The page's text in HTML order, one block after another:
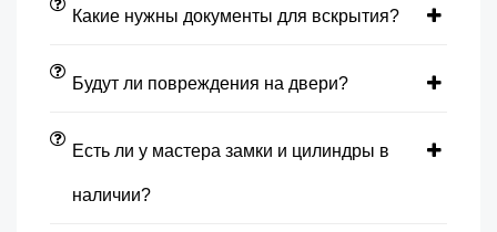
Какие нужны документы для вскрытия?
Будут ли повреждения на двери?
Есть ли у мастера замки и цилиндры в
наличии?